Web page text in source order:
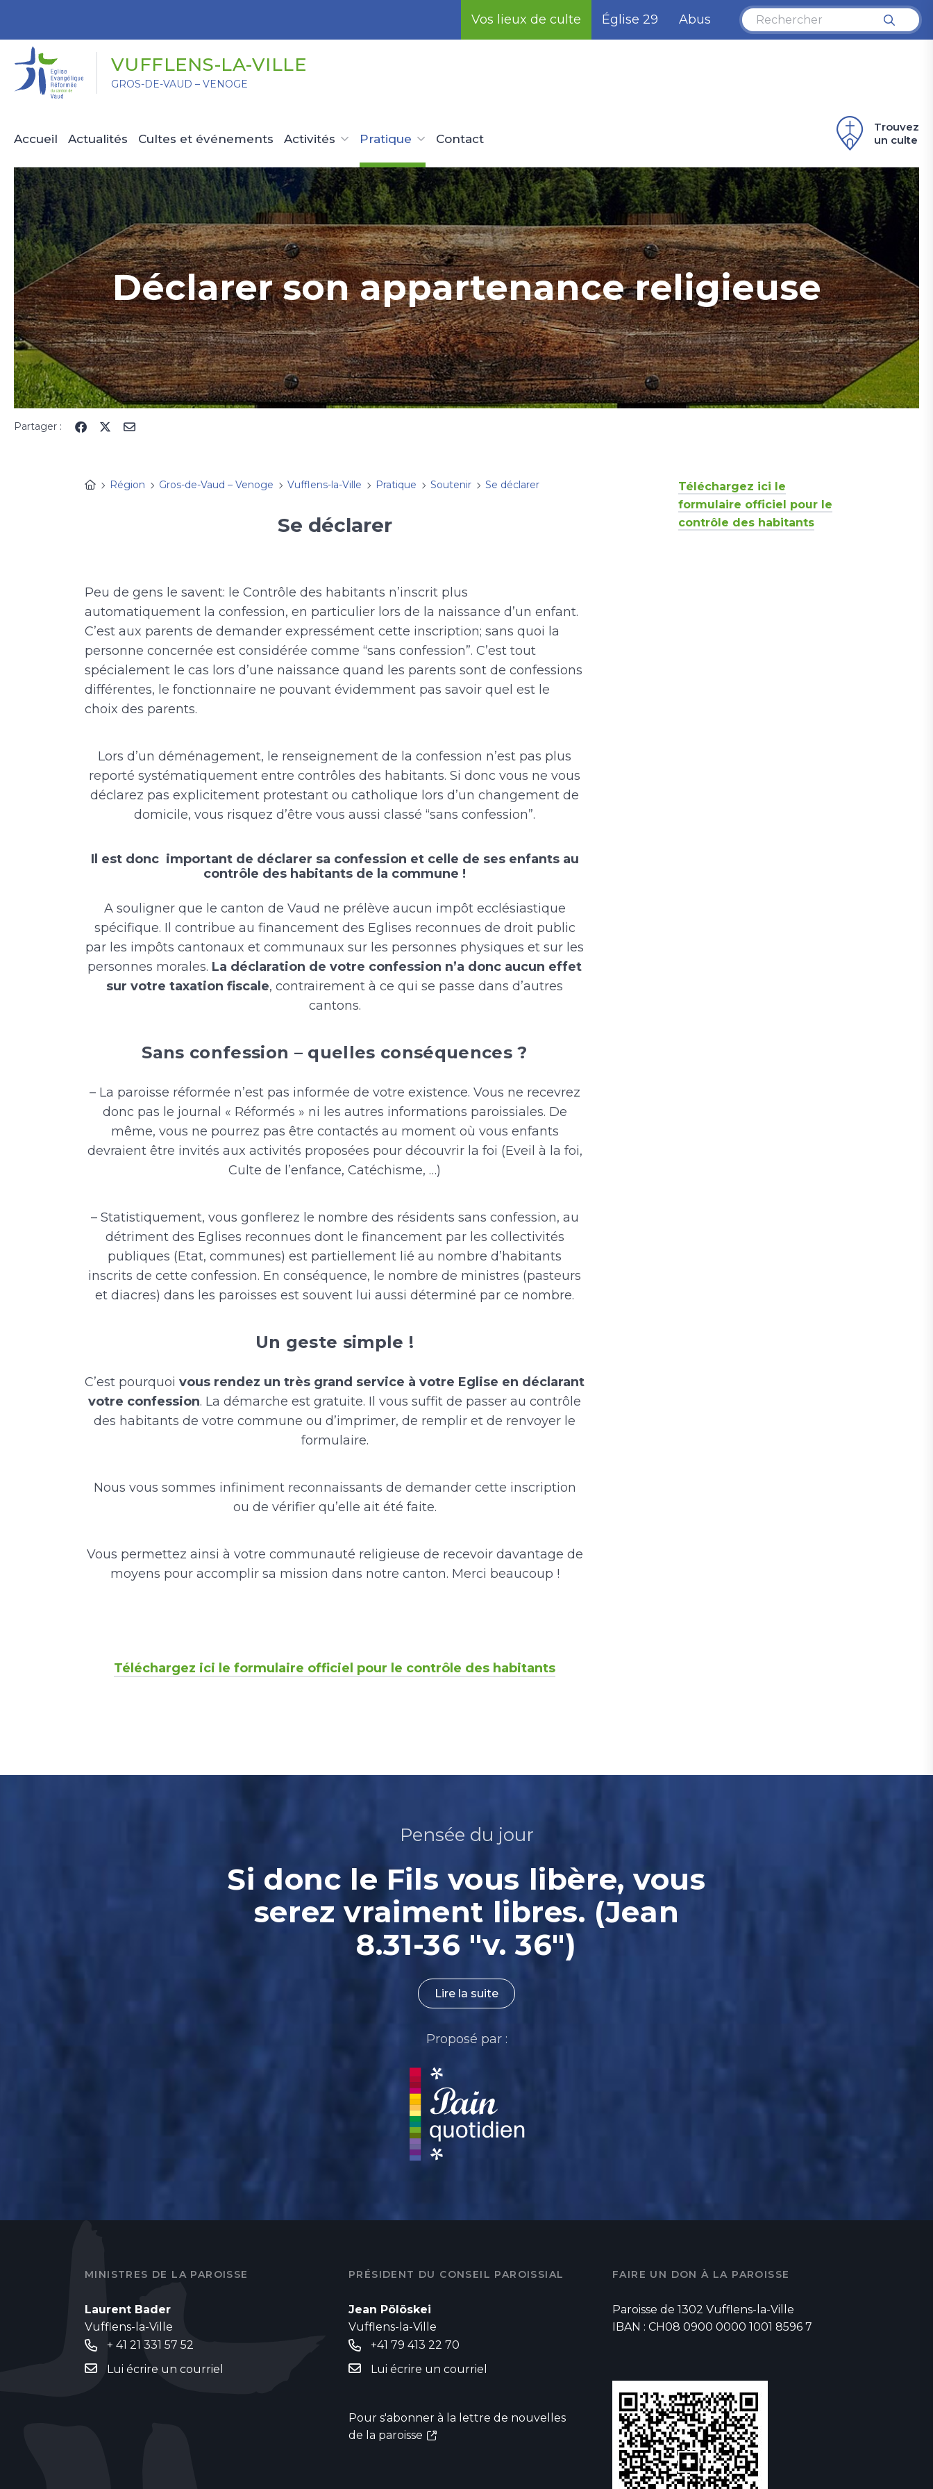
Vos lieux de culte Église 29 Abus
VUFFLENS-LA-VILLE
GROS-DE-VAUD – VENOGE
Accueil Actualités Cultes et événements Activités Pratique Contact
Trouvez
un culte
Déclarer son appartenance religieuse
Partager :
Région Gros-de-Vaud – Venoge Vufflens-la-Ville Pratique Soutenir Se déclarer
Se déclarer
Peu de gens le savent: le Contrôle des habitants n’inscrit plus
automatiquement la confession, en particulier lors de la naissance d’un enfant.
C’est aux parents de demander expressément cette inscription; sans quoi la
personne concernée est considérée comme “sans confession”. C’est tout
spécialement le cas lors d’une naissance quand les parents sont de confessions
différentes, le fonctionnaire ne pouvant évidemment pas savoir quel est le
choix des parents.
Lors d’un déménagement, le renseignement de la confession n’est pas plus
reporté systématiquement entre contrôles des habitants. Si donc vous ne vous
déclarez pas explicitement protestant ou catholique lors d’un changement de
domicile, vous risquez d’être vous aussi classé “sans confession”.
Il est donc important de déclarer sa confession et celle de ses enfants au
contrôle des habitants de la commune !
A souligner que le canton de Vaud ne prélève aucun impôt ecclésiastique
spécifique. Il contribue au financement des Eglises reconnues de droit public
par les impôts cantonaux et communaux sur les personnes physiques et sur les
personnes morales. La déclaration de votre confession n’a donc aucun effet
sur votre taxation fiscale, contrairement à ce qui se passe dans d’autres
cantons.
Sans confession – quelles conséquences ?
– La paroisse réformée n’est pas informée de votre existence. Vous ne recevrez
donc pas le journal « Réformés » ni les autres informations paroissiales. De
même, vous ne pourrez pas être contactés au moment où vous enfants
devraient être invités aux activités proposées pour découvrir la foi (Eveil à la foi,
Culte de l’enfance, Catéchisme, …)
– Statistiquement, vous gonflerez le nombre des résidents sans confession, au
détriment des Eglises reconnues dont le financement par les collectivités
publiques (Etat, communes) est partiellement lié au nombre d’habitants
inscrits de cette confession. En conséquence, le nombre de ministres (pasteurs
et diacres) dans les paroisses est souvent lui aussi déterminé par ce nombre.
Un geste simple !
C’est pourquoi vous rendez un très grand service à votre Eglise en déclarant
votre confession. La démarche est gratuite. Il vous suffit de passer au contrôle
des habitants de votre commune ou d’imprimer, de remplir et de renvoyer le
formulaire.
Nous vous sommes infiniment reconnaissants de demander cette inscription
ou de vérifier qu’elle ait été faite.
Vous permettez ainsi à votre communauté religieuse de recevoir davantage de
moyens pour accomplir sa mission dans notre canton. Merci beaucoup !
Téléchargez ici le formulaire officiel pour le contrôle des habitants
Téléchargez ici le
formulaire officiel pour le
contrôle des habitants
Pensée du jour
Si donc le Fils vous libère, vous
serez vraiment libres. (Jean
8.31-36 "v. 36")
Lire la suite
Proposé par :
MINISTRES DE LA PAROISSE
Laurent Bader
Vufflens-la-Ville
+ 41 21 331 57 52
Lui écrire un courriel
PRÉSIDENT DU CONSEIL PAROISSIAL
Jean Pölöskei
Vufflens-la-Ville
+41 79 413 22 70
Lui écrire un courriel
Pour s'abonner à la lettre de nouvelles
de la paroisse
FAIRE UN DON À LA PAROISSE
Paroisse de 1302 Vufflens-la-Ville
IBAN : CH08 0900 0000 1001 8596 7